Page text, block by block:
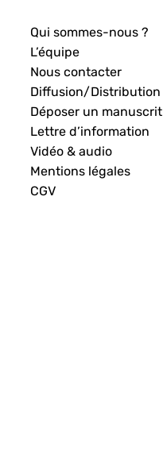
Qui sommes-nous ?
L’équipe
Nous contacter
Diffusion/Distribution
Déposer un manuscrit
Lettre d’information
Vidéo & audio
Mentions légales
CGV